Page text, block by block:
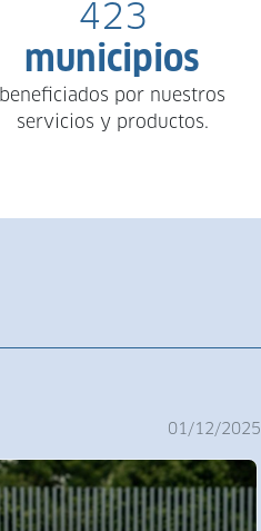
423
municipios
beneficiados por nuestros
servicios y productos.
01/12/2025